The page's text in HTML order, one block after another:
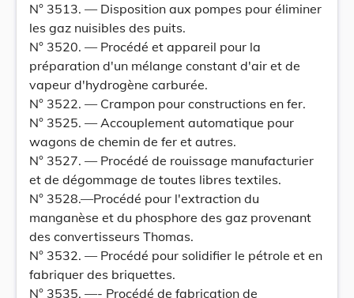
N° 3513. — Disposition aux pompes pour éliminer
les gaz nuisibles des puits.
N° 3520. — Procédé et appareil pour la
préparation d'un mélange constant d'air et de
vapeur d'hydrogène carburée.
N° 3522. — Crampon pour constructions en fer.
N° 3525. — Accouplement automatique pour
wagons de chemin de fer et autres.
N° 3527. — Procédé de rouissage manufacturier
et de dégommage de toutes libres textiles.
N° 3528.—Procédé pour l'extraction du
manganèse et du phosphore des gaz provenant
des convertisseurs Thomas.
N° 3532. — Procédé pour solidifier le pétrole et en
fabriquer des briquettes.
N° 3535. —- Procédé de fabrication de